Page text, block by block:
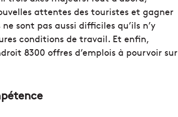
attentes des touristes et gagner
sont pas aussi difficiles qu’ils n’y
conditions de travail. Et enfin,
8300 offres d’emplois à pourvoir sur